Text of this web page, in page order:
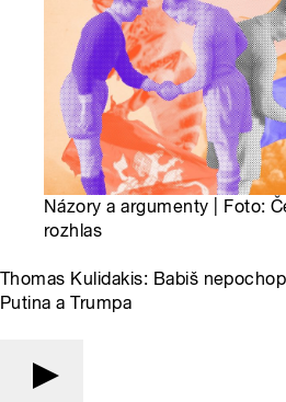
Názory a argumenty | Foto:
rozhlas
Thomas Kulidakis: Babiš
Putina a Trumpa